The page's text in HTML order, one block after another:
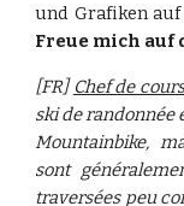
und Grafiken
Freue mich auf
[FR] Chef de
ski de randonnée
Mountainbike,
sont
traversées peu